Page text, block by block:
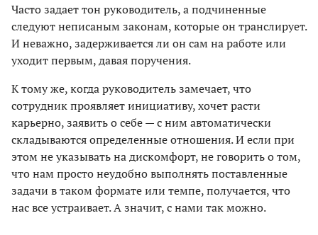
Часто задает тон руководитель, а подчиненные
следуют неписаным законам, которые он транслирует.
И неважно, задерживается ли он сам на работе или
уходит первым, давая поручения.
К тому же, когда руководитель замечает, что
сотрудник проявляет инициативу, хочет расти
карьерно, заявить о себе — с ним автоматически
складываются определенные отношения. И если при
этом не указывать на дискомфорт, не говорить о том,
что нам просто неудобно выполнять поставленные
задачи в таком формате или темпе, получается, что
нас все устраивает. А значит, с нами так можно.